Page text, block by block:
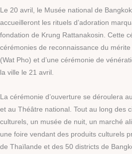
Le 20 avril, le Musée national de
accueilleront les rituels d’adoration
fondation de Krung Rattanakosin. Cette
cérémonies de reconnaissance du
(Wat Pho) et d’une cérémonie de
la ville le 21 avril.
La cérémonie d’ouverture se déroulera
et au Théâtre national. Tout au long des
culturels, un musée de nuit, un marché
une foire vendant des produits culturels
de Thaïlande et des 50 districts de